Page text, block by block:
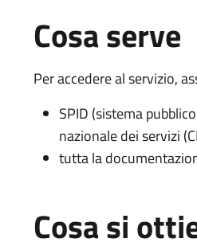
Cosa serve
Per accedere al servizio,
SPID (sistema
nazionale dei servizi
tutta la
Cosa si